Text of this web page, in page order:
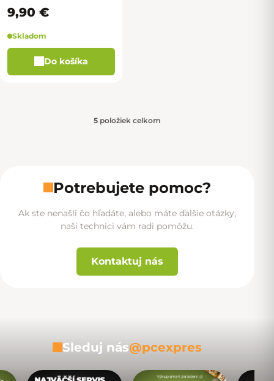
9,90 €
Skladom
Do košíka
5 položiek celkom
Potrebujete pomoc?
Ak ste nenašli čo hľadáte, alebo máte ďalšie otázky,
naši technici vám radi pomôžu.
Kontaktuj nás
Sleduj nás@pcexpres